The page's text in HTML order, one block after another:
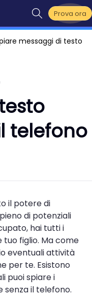
Prova ora
messaggi di testo
telefono
il potere di
di potenziali
hai tutti i
figlio. Ma come
eventuali attività
per te. Esistono
puoi spiare i
il telefono.